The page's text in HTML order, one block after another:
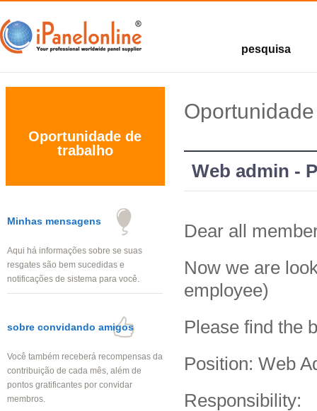
pesquisa
Pesquisas
Oportunidade de
trabalho
Minhas mensagens
Aqui há informações sobre se suas
resgates são bem sucedidas e
notificações de sistema para você.
sobre convidando amigos
Você também receberá recompensas da
contribuição de cada mês, além de
pontos gratificantes por convidar
membros.
Web admin -
Dear all
Now we are
employee)
Please find the
Position: Web
Responsibility: